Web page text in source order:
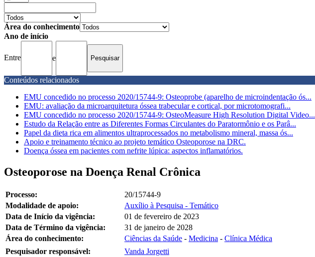
Área do conhecimento
Ano de início
Entre e
Conteúdos relacionados
EMU concedido no processo 2020/15744-9: Osteoprobe (aparelho de microindentação ós...
EMU: avaliação da microarquitetura óssea trabecular e cortical, por microtomografi...
EMU concedido no processo 2020/15744-9: OsteoMeasure High Resolution Digital Video...
Estudo da Relação entre as Diferentes Formas Circulantes do Paratormônio e os Parâ...
Papel da dieta rica em alimentos ultraprocessados no metabolismo mineral, massa ós...
Apoio e treinamento técnico ao projeto temático Osteoporose na DRC.
Doença óssea em pacientes com nefrite lúpica: aspectos inflamatórios.
Osteoporose na Doença Renal Crônica
Processo:
20/15744-9
Modalidade de apoio:
Auxílio à Pesquisa - Temático
Data de Início da vigência:
01 de fevereiro de 2023
Data de Término da vigência:
31 de janeiro de 2028
Área do conhecimento:
Ciências da Saúde - Medicina - Clínica Médica
Pesquisador responsável:
Vanda Jorgetti